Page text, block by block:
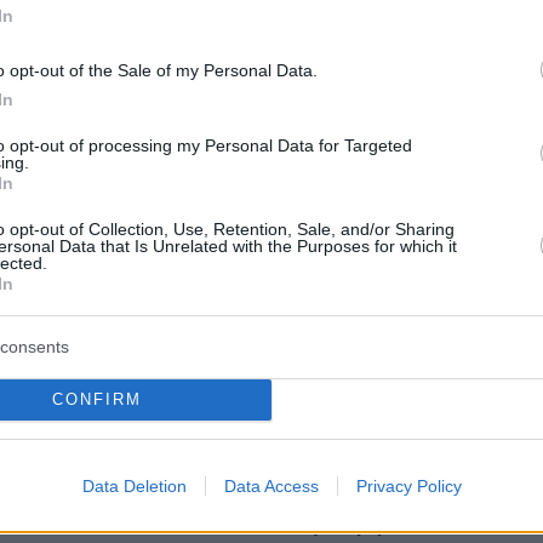
opt-out of the Sale of my Personal Data.
opt-out of processing my Personal Data for Targeted
opt-out of Collection, Use, Retention, Sale, and/or Sharing
Data that Is Unrelated with the Purposes for which it
CONFIRM
Data Deletion Data Access Privacy Policy
στοProtothema.gr
Ειδήσεις
Έτσι το
γίνεται
περιμένουμε να
χωρίς να στερηθεί το αγαπημένο
της φαγητό – Οι 8 συνήθειες που
έκαναν τη διαφορά